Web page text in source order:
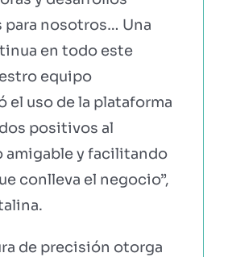
nosotros… Una
en todo este
equipo
el uso de la plataforma
positivos al
amigable y facilitando
conlleva el negocio”,
de precisión otorga